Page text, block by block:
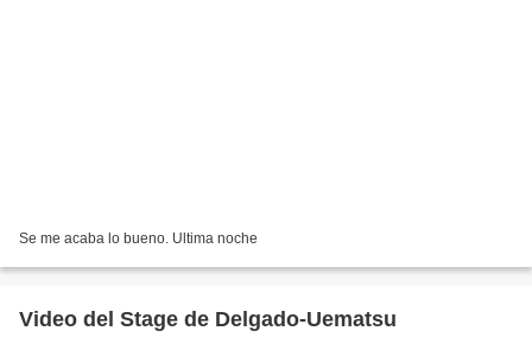
Se me acaba lo bueno. Ultima noche
Video del Stage de Delgado-Uematsu